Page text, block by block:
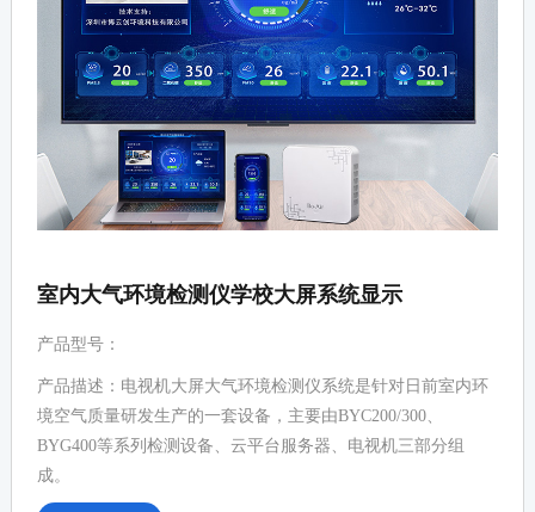
室内大气环境检测仪学校大屏系统显示
产品型号：
产品描述：电视机大屏大气环境检测仪系统是针对日前室内环
境空气质量研发生产的一套设备，主要由BYC200/300、
BYG400等系列检测设备、云平台服务器、电视机三部分组
成。